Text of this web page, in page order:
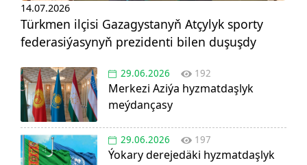
14.07.2026
Türkmen ilçisi Gazagystanyň Atçylyk sporty
federasiýasynyň prezidenti bilen duşuşdy
29.06.2026 192
Merkezi Aziýa hyzmatdaşlyk
meýdançasy
29.06.2026 197
Ýokary derejedäki hyzmatdaşlyk